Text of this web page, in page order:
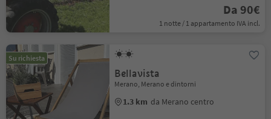
Da 90€
1 notte / 1 appartamento IVA incl.
Su richiesta
Bellavista
Merano, Merano e dintorni
1.3 km da Merano centro